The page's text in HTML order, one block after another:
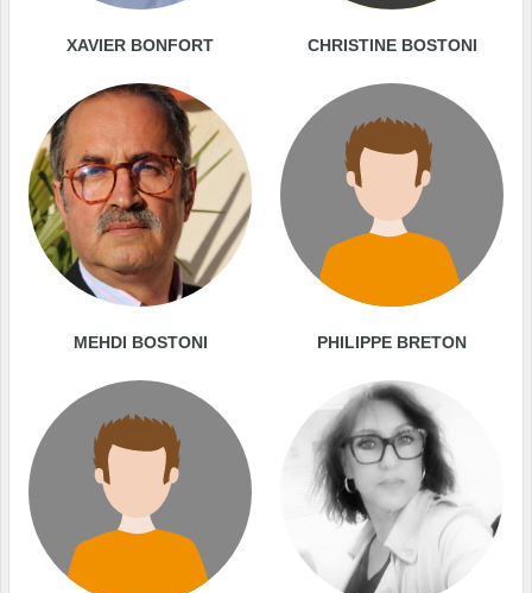
XAVIER BONFORT CHRISTINE BOSTONI
MEHDI BOSTONI PHILIPPE BRETON